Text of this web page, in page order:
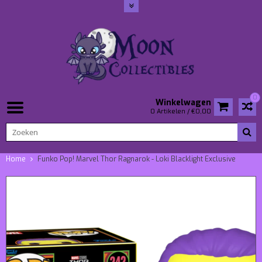
0
Winkelwagen
0 Artikelen / €0,00
Home Funko Pop! Marvel Thor Ragnarok - Loki Blacklight Exclusive